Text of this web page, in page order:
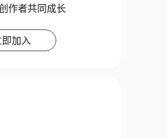
作者共同成长
即加入